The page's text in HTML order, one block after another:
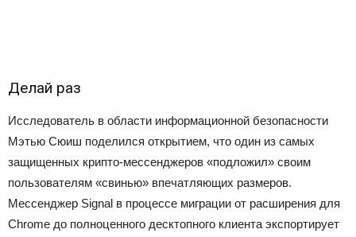
Делай раз
Исследователь в области информационной безопасности
Мэтью Сюиш поделился открытием, что один из самых
защищенных крипто-мессенджеров «подложил» своим
пользователям «свинью» впечатляющих размеров.
Мессенджер Signal в процессе миграции от расширения для
Chrome до полноценного десктопного клиента экспортирует